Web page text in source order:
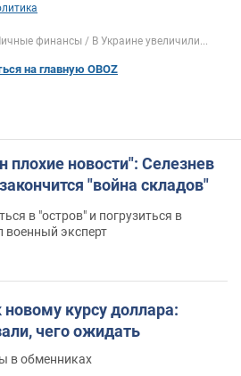
финансы В Украине увеличили...
на главную OBOZ
плохие новости": Селезнев
"война складов"
в "остров" и погрузиться в
военный эксперт
новому курсу доллара:
чего ожидать
в обменниках